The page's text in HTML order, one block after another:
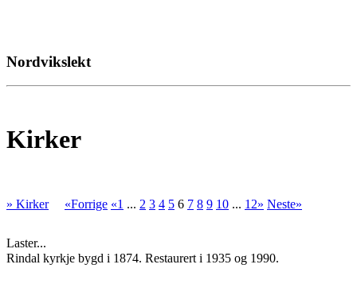
Nordvikslekt
Kirker
» Kirker «Forrige «1 ... 2 3 4 5 6 7 8 9 10 ... 12» Neste»
Laster...
Rindal kyrkje bygd i 1874. Restaurert i 1935 og 1990.